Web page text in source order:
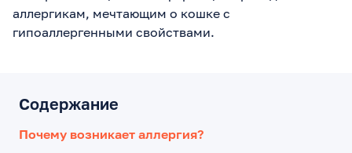
аллергикам, мечтающим о кошке с
гипоаллергенными свойствами.
Содержание
Почему возникает аллергия?